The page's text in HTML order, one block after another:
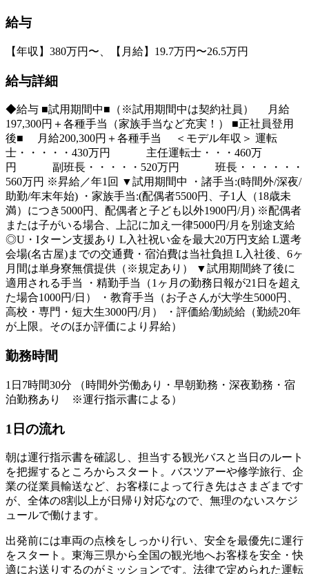
給与
【年収】380万円〜、【月給】19.7万円〜26.5万円
給与詳細
◆給与 ■試用期間中■（※試用期間中は契約社員） 月給
197,300円＋各種手当（家族手当など充実！） ■正社員登用
後■ 月給200,300円＋各種手当 ＜モデル年収＞ 運転
士・・・・・430万円 主任運転士・・・460万
円 副班長・・・・・520万円 班長・・・・・・
560万円 ※昇給／年1回 ▼試用期間中 ・諸手当:(時間外/深夜/
助勤/年末年始) ・家族手当:(配偶者5500円、子1人（18歳未
満）につき5000円、配偶者と子ども以外1900円/月) ※配偶者
または子がいる場合、上記に加え一律5000円/月を別途支給
◎U・Iターン支援あり L入社祝い金を最大20万円支給 L選考
会場(名古屋)までの交通費・宿泊費は当社負担 L入社後、6ヶ
月間は単身寮無償提供（※規定あり） ▼試用期間終了後に
適用される手当 ・精勤手当（1ヶ月の勤務日報が21日を超え
た場合1000円/日） ・教育手当（お子さんが大学生5000円、
高校・専門・短大生3000円/月） ・評価給/勤続給（勤続20年
が上限。そのほか評価により昇給）
勤務時間
1日7時間30分 （時間外労働あり・早朝勤務・深夜勤務・宿
泊勤務あり ※運行指示書による）
1日の流れ
朝は運行指示書を確認し、担当する観光バスと当日のルート
を把握するところからスタート。バスツアーや修学旅行、企
業の従業員輸送など、お客様によって行き先はさまざまです
が、全体の8割以上が日帰り対応なので、無理のないスケジ
ュールで働けます。
出発前には車両の点検をしっかり行い、安全を最優先に運行
をスタート。東海三県から全国の観光地へお客様を安全・快
適にお送りするのがミッションです。法律で定められた運転